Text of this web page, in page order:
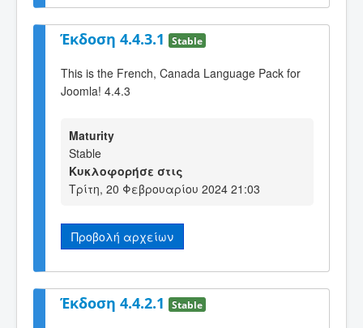
Έκδοση 4.4.3.1 Stable
This is the French, Canada Language Pack for
Joomla! 4.4.3
Maturity
Stable
Κυκλοφορήσε στις
Τρίτη, 20 Φεβρουαρίου 2024 21:03
Προβολή αρχείων
Έκδοση 4.4.2.1 Stable